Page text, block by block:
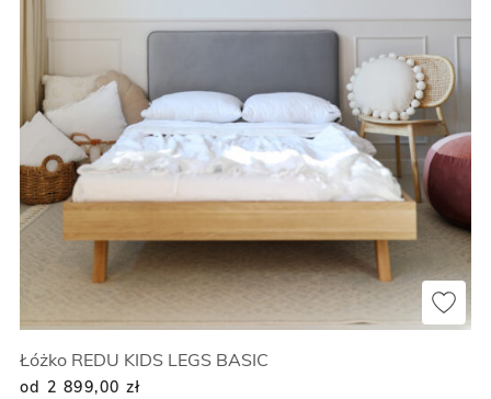
Łóżko REDU KIDS LEGS BASIC
od 2 899,00 zł